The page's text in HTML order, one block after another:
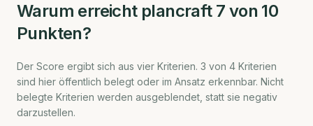
Warum erreicht plancraft 7 von 10
Punkten?
Der Score ergibt sich aus vier Kriterien. 3 von 4 Kriterien
sind hier öffentlich belegt oder im Ansatz erkennbar. Nicht
belegte Kriterien werden ausgeblendet, statt sie negativ
darzustellen.